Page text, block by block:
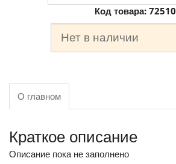
Код товара: 72510
Нет в наличии
О главном
Краткое описание
Описание пока не заполнено